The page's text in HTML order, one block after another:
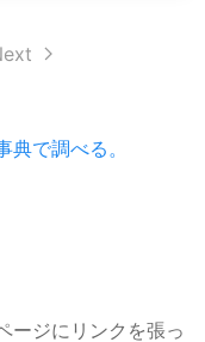
で調べる。
ージにリンクを張っ